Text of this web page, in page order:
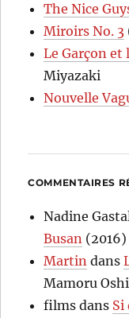
The Nice
Miroirs No. 3
Le Garçon et
Miyazaki
Nouvelle
COMMENTAIRES
Nadine
Busan
Martin dans
Mamoru
films dans Si